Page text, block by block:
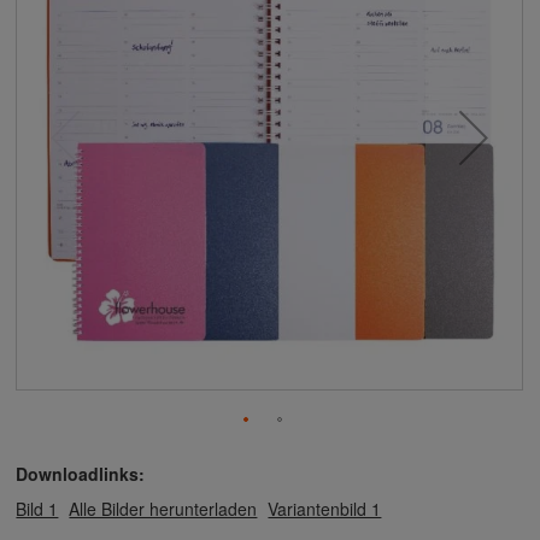
Downloadlinks:
Bild 1
Alle Bilder herunterladen Variantenbild 1